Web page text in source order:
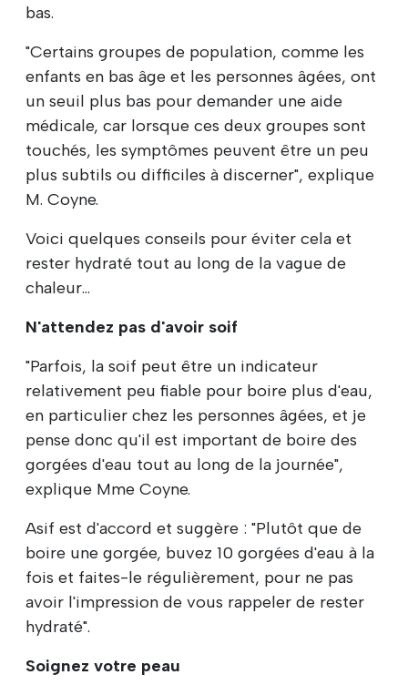
bas.
"Certains groupes de population, comme les
enfants en bas âge et les personnes âgées, ont
un seuil plus bas pour demander une aide
médicale, car lorsque ces deux groupes sont
touchés, les symptômes peuvent être un peu
plus subtils ou difficiles à discerner", explique
M. Coyne.
Voici quelques conseils pour éviter cela et
rester hydraté tout au long de la vague de
chaleur...
N'attendez pas d'avoir soif
"Parfois, la soif peut être un indicateur
relativement peu fiable pour boire plus d'eau,
en particulier chez les personnes âgées, et je
pense donc qu'il est important de boire des
gorgées d'eau tout au long de la journée",
explique Mme Coyne.
Asif est d'accord et suggère : "Plutôt que de
boire une gorgée, buvez 10 gorgées d'eau à la
fois et faites-le régulièrement, pour ne pas
avoir l'impression de vous rappeler de rester
hydraté".
Soignez votre peau